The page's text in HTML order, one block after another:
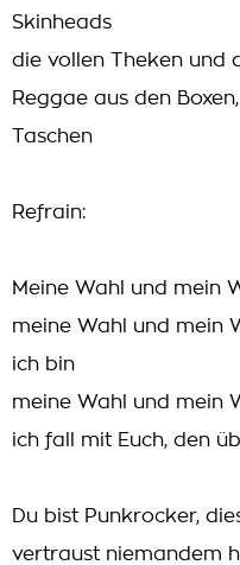
Skinheads
die vollen Theken und
Reggae aus den
Taschen
Refrain:
Meine Wahl und mein
meine Wahl und mein
ich bin
meine Wahl und mein
ich fall mit Euch, den
Du bist Punkrocker,
vertraust niemandem